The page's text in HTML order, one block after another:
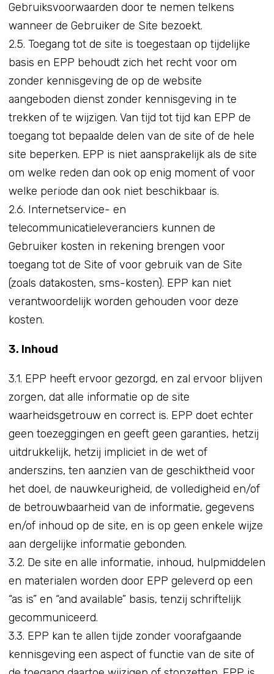
Gebruiksvoorwaarden door te nemen telkens
wanneer de Gebruiker de Site bezoekt.
2.5. Toegang tot de site is toegestaan op tijdelijke
basis en EPP behoudt zich het recht voor om
zonder kennisgeving de op de website
aangeboden dienst zonder kennisgeving in te
trekken of te wijzigen. Van tijd tot tijd kan EPP de
toegang tot bepaalde delen van de site of de hele
site beperken. EPP is niet aansprakelijk als de site
om welke reden dan ook op enig moment of voor
welke periode dan ook niet beschikbaar is.
2.6. Internetservice- en
telecommunicatieleveranciers kunnen de
Gebruiker kosten in rekening brengen voor
toegang tot de Site of voor gebruik van de Site
(zoals datakosten, sms-kosten). EPP kan niet
verantwoordelijk worden gehouden voor deze
kosten.
3. Inhoud
3.1. EPP heeft ervoor gezorgd, en zal ervoor blijven
zorgen, dat alle informatie op de site
waarheidsgetrouw en correct is. EPP doet echter
geen toezeggingen en geeft geen garanties, hetzij
uitdrukkelijk, hetzij impliciet in de wet of
anderszins, ten aanzien van de geschiktheid voor
het doel, de nauwkeurigheid, de volledigheid en/of
de betrouwbaarheid van de informatie, gegevens
en/of inhoud op de site, en is op geen enkele wijze
aan dergelijke informatie gebonden.
3.2. De site en alle informatie, inhoud, hulpmiddelen
en materialen worden door EPP geleverd op een
“as is” en “and available” basis, tenzij schriftelijk
gecommuniceerd.
3.3. EPP kan te allen tijde zonder voorafgaande
kennisgeving een aspect of functie van de site of